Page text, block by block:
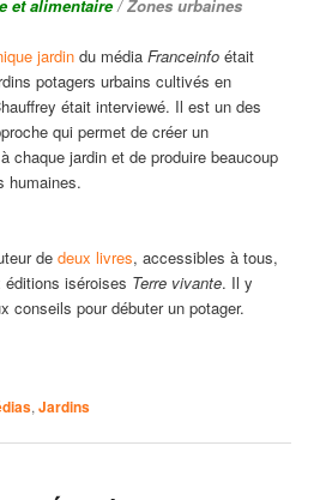
et alimentaire / Zones urbaines
jardin du médiaFranceinfo était
potagers urbains cultivés en
était interviewé. Il est un des
qui permet de créer un
chaque jardin et de produire beaucoup
humaines.
dedeux livres, accessibles à tous,
iséroises Terre vivante. Il y
conseils pour débuter un potager.
,Jardins